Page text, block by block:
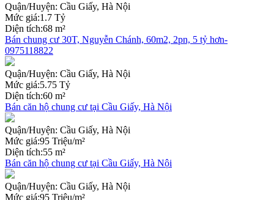
Quận/Huyện: Cầu Giấy, Hà Nội
Mức giá:1.7 Tỷ
Diện tích:68 m²
Bán chung cư 30T, Nguyễn Chánh, 60m2, 2pn, 5 tỷ hơn-
0975118822
Quận/Huyện: Cầu Giấy, Hà Nội
Mức giá:5.75 Tỷ
Diện tích:60 m²
Bán căn hộ chung cư tại Cầu Giấy, Hà Nội
Quận/Huyện: Cầu Giấy, Hà Nội
Mức giá:95 Triệu/m²
Diện tích:55 m²
Bán căn hộ chung cư tại Cầu Giấy, Hà Nội
Quận/Huyện: Cầu Giấy, Hà Nội
Mức giá:95 Triệu/m²